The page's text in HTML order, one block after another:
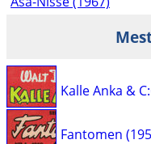
Kalle Anka &
Fantomen